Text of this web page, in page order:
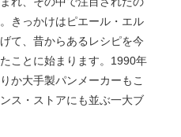
きっかけはピエール・エル
て、昔からあるレシピを今
ことに始まります。1990年
か大手製パンメーカーもこ
ス・ストアにも並ぶ一大ブ